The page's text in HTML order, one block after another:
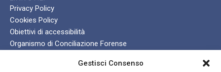
Gestisci Consenso
Privacy Policy
Cookies Policy
Obiettivi di accessibilità
Organismo di Conciliazione Forense
Comitato Pari Opportunità